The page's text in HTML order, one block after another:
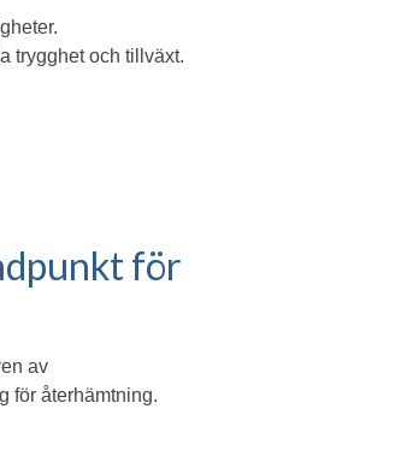
trygghet och tillväxt.
för
av
för återhämtning.